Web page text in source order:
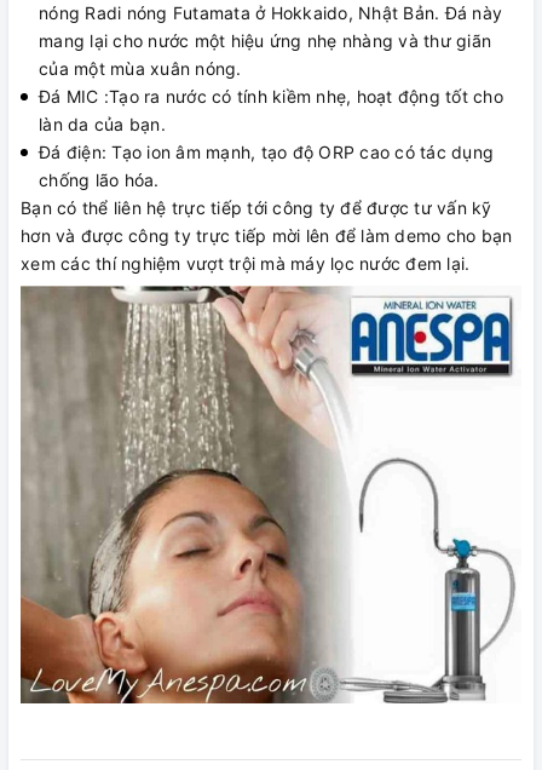
nóng Radi nóng Futamata ở Hokkaido, Nhật Bản. Đá này
mang lại cho nước một hiệu ứng nhẹ nhàng và thư giãn
của một mùa xuân nóng.
Đá MIC :Tạo ra nước có tính kiềm nhẹ, hoạt động tốt cho
làn da của bạn.
Đá điện: Tạo ion âm mạnh, tạo độ ORP cao có tác dụng
chống lão hóa.
Bạn có thể liên hệ trực tiếp tới công ty để được tư vấn kỹ
hơn và được công ty trực tiếp mời lên để làm demo cho bạn
xem các thí nghiệm vượt trội mà máy lọc nước đem lại.